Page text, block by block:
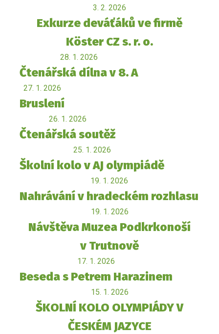
3. 2. 2026
Exkurze deváťáků ve firmě
Köster CZ s. r. o.
28. 1. 2026
Čtenářská dílna v 8. A
27. 1. 2026
Bruslení
26. 1. 2026
Čtenářská soutěž
25. 1. 2026
Školní kolo v AJ olympiádě
19. 1. 2026
Nahrávání v hradeckém rozhlasu
19. 1. 2026
Návštěva Muzea Podkrkonoší
v Trutnově
17. 1. 2026
Beseda s Petrem Harazinem
15. 1. 2026
ŠKOLNÍ KOLO OLYMPIÁDY V
ČESKÉM JAZYCE